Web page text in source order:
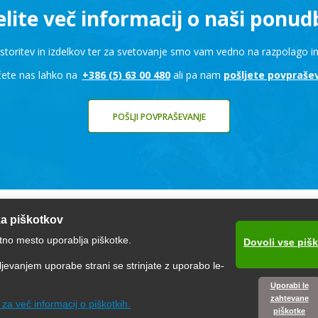
več informacij o naši
in izdelkov ter za svetovanje smo vam vedno na razpolago
nas lahko na +386 (5) 63 00 480ali pa nam pošljete
POŠLJI POVPRAŠEVANJE
PRIZNANA
piškotkov
mesto uporablja piškotke.
uporabe strani se strinjate z uporabo le-
za več informacij o piškotkih.
Dovoli vse
Uporabi le
zahtevane
piškotke